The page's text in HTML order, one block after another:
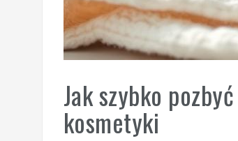
Jak szybko
kosmetyki